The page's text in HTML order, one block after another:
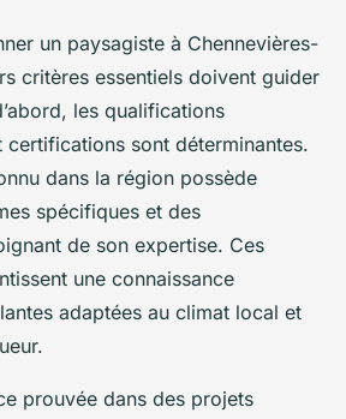
un paysagiste à Chennevières-
critères essentiels doivent guider
les qualifications
certifications sont déterminantes.
dans la région possède
spécifiques et des
de son expertise. Ces
une connaissance
adaptées au climat local et
prouvée dans des projets